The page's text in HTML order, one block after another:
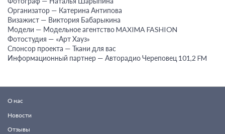
Организатор — Катерина Антипова
Визажист — Виктория Бабарыкина
Модели — Модельное агентство MAXIMA FASHION
Фотостудия — «Арт Хауз»
Спонсор проекта — Ткани для вас
Информационный партнер — Авторадио Череповец 101,2 FM
О нас
Новости
Отзывы